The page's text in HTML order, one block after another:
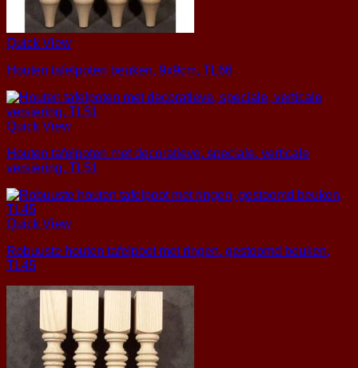
Quick View
Houten tafelpoten beuken, 9x9cm, TL66
Quick View
Houten tafelpoten met decoratieve, speciale, verticale
versiering, TL51
Quick View
Robuuste houten tafelpoot met ringen, gestoomd beuken,
TL45